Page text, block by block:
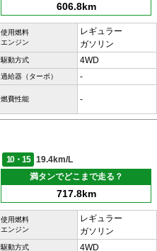
606.8km
使用燃料
エンジン
レギュラー
ガソリン
駆動方式 4WD
過給器（ターボ） -
燃費性能 -
10・15
19.4km/L
満タンでどこまで走る？
717.8km
使用燃料
エンジン
レギュラー
ガソリン
駆動方式 4WD